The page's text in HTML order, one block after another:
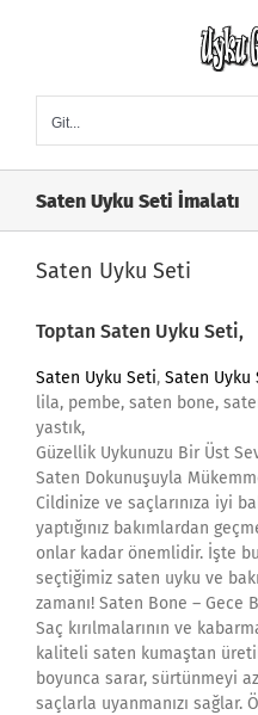
Git...
Saten Uyku Seti İmalatı
Saten Uyku Seti
Toptan Saten Uyku Seti,
Saten Uyku Seti, Saten Uyku
lila, pembe, saten bone,
yastık,
Güzellik Uykunuzu Bir Üst
Saten Dokunuşuyla
Cildinize ve saçlarınıza iyi
yaptığınız bakımlardan
onlar kadar önemlidir. İşte
seçtiğimiz saten uyku ve
zamanı! Saten Bone – Gece
Saç kırılmalarının ve
kaliteli saten kumaştan
boyunca sarar, sürtünmeyi
saçlarla uyanmanızı sağlar.